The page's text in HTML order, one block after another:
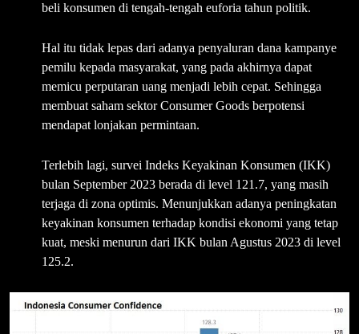
beli konsumen di tengah-tengah euforia tahun politik.
Hal itu tidak lepas dari adanya penyaluran dana kampanye
pemilu kepada masyarakat, yang pada akhirnya dapat
memicu perputaran uang menjadi lebih cepat. Sehingga
membuat saham sektor Consumer Goods berpotensi
mendapat lonjakan permintaan.
Terlebih lagi, survei Indeks Keyakinan Konsumen (IKK)
bulan September 2023 berada di level 121.7, yang masih
terjaga di zona optimis. Menunjukkan adanya peningkatan
keyakinan konsumen terhadap kondisi ekonomi yang tetap
kuat, meski menurun dari IKK bulan Agustus 2023 di level
125.2.